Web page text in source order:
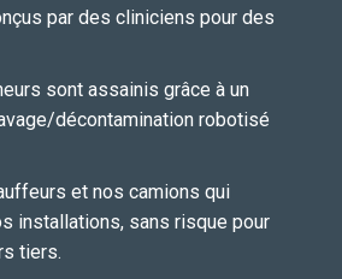
par des cliniciens pour des
sont assainis grâce à un
décontamination robotisé
et nos camions qui
installations, sans risque pour
tiers.